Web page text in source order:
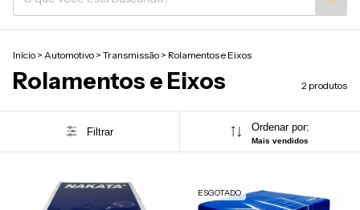
Início > Automotivo > Transmissão > Rolamentos e Eixos
Rolamentos e Eixos 2 produtos
Filtrar Ordenar por:
Mais vendidos
ESGOTADO